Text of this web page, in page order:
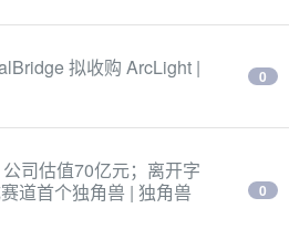
拟收购 ArcLight |
0
司估值70亿元；离开字
道首个独角兽 | 独角兽
0